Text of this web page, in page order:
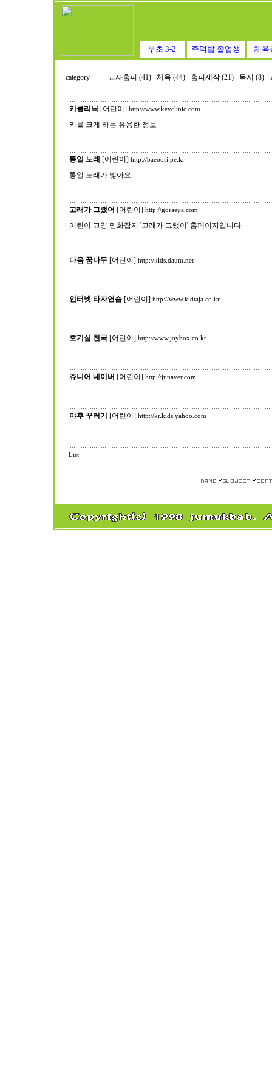
부초 3-2 주먹밥 졸업생 체육
category 교사홈피 (41) 체육 (44) 홈피제작 (21) 독서 (8)
키클리닉 [어린이] http://www.keyclinic.com
키를 크게 하는 유용한 정보
통일 노래 [어린이] http://baeoori.pe.kr
통일 노래가 많아요
고래가 그랬어 [어린이] http://goraeya.com
어린이 교양 만화잡지 '고래가 그랬어' 홈페이지입니다.
다음 꿈나무 [어린이] http://kids.daum.net
인터넷 타자연습 [어린이] http://www.kidtaja.co.kr
호기심 천국 [어린이] http://www.joybox.co.kr
쥬니어 네이버 [어린이] http://jr.naver.com
야후 꾸러기 [어린이] http://kr.kids.yahoo.com
List